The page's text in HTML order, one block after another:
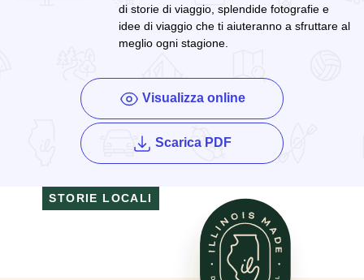
di storie di viaggio, splendide fotografie e
idee di viaggio che ti aiuteranno a sfruttare al
meglio ogni stagione.
Visualizza online
Scarica PDFdella rivista Enjoy
STORIE LOCALI